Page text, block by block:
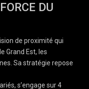
DU
de proximité qui
Grand Est, les
Sa stratégie repose
s’engage sur 4